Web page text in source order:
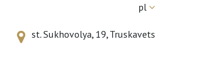
pl
st. Sukhovolya, 19, Truskavets